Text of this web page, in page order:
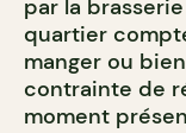
par la
quartier
manger ou
contrainte de
moment